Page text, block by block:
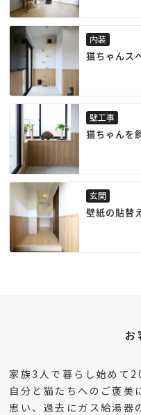
内装
猫ちゃんス
壁工事
猫ちゃんを
玄関
壁紙の貼替
お
家族3人で暮らし始めて
自分と猫たちへのご褒美
思い、過去にガス給湯器